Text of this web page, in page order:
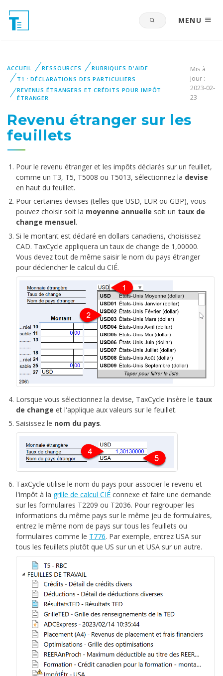
MENU
ACCUEIL RESSOURCES
RUBRIQUES D'AIDE
T1 : DÉCLARATIONS DES PARTICULIERS
REVENUS ÉTRANGERS ET CRÉDITS POUR IMPÔT
ÉTRANGER
Mis à
jour :
2023-02-
23
Revenu étranger sur les
feuillets
Pour le revenu étranger et les impôts déclarés sur un feuillet,
comme un T3, T5, T5008 ou T5013, sélectionnez la devise
en haut du feuillet.
Pour certaines devises (telles que USD, EUR ou GBP), vous
pouvez choisir soit la moyenne annuelle soit un taux de
change mensuel.
Si le montant est déclaré en dollars canadiens, choisissez
CAD. TaxCycle appliquera un taux de change de 1,00000.
Vous devez tout de même saisir le nom du pays étranger
pour déclencher le calcul du CIÉ.
Lorsque vous sélectionnez la devise, TaxCycle insère le taux
de change et l'applique aux valeurs sur le feuillet.
Saisissez le nom du pays.
TaxCycle utilise le nom du pays pour associer le revenu et
l'impôt à la grille de calcul CIÉ connexe et faire une demande
sur les formulaires T2209 ou T2036. Pour regrouper les
informations du même pays sur le même jeu de formulaires,
entrez le même nom de pays sur tous les feuillets ou
formulaires comme le T776. Par exemple, entrez USA sur
tous les feuillets plutôt que US sur un et USA sur un autre.